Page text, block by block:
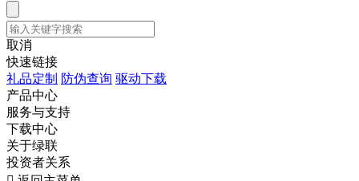
取消
快速链接
礼品定制 防伪查询 驱动下载
产品中心
服务与支持
下载中心
关于绿联
投资者关系